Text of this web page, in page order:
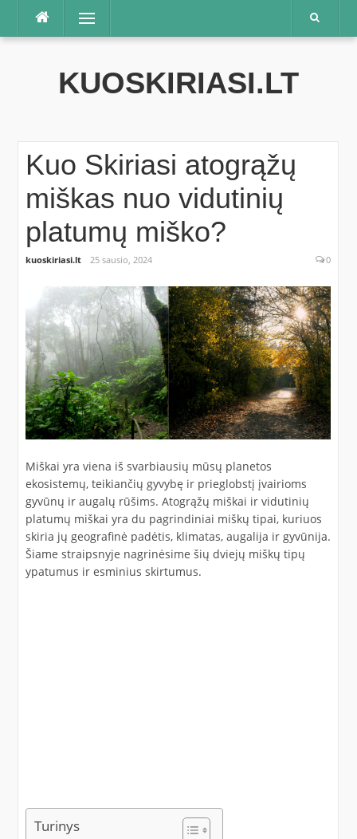
Praleisti
Meniu
KUOSKIRIASI.LT
Kuo Skiriasi atogrąžų
miškas nuo vidutinių
platumų miško?
kuoskiriasi.lt 25 sausio, 2024 0
Miškai yra viena iš svarbiausių mūsų planetos
ekosistemų, teikiančių gyvybę ir prieglobstį įvairioms
gyvūnų ir augalų rūšims. Atogrąžų miškai ir vidutinių
platumų miškai yra du pagrindiniai miškų tipai, kuriuos
skiria jų geografinė padėtis, klimatas, augalija ir gyvūnija.
Šiame straipsnyje nagrinėsime šių dviejų miškų tipų
ypatumus ir esminius skirtumus.
Turinys